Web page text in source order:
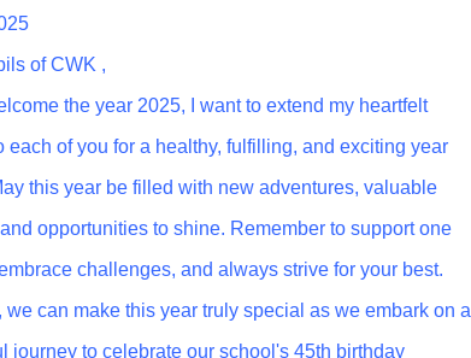
of CWK ,
the year 2025, I want to extend my heartfelt
each of you for a healthy, fulfilling, and exciting year
this year be filled with new adventures, valuable
opportunities to shine. Remember to support one
challenges, and always strive for your best.
we can make this year truly special as we embark on a
journey to celebrate our school's 45th birthday